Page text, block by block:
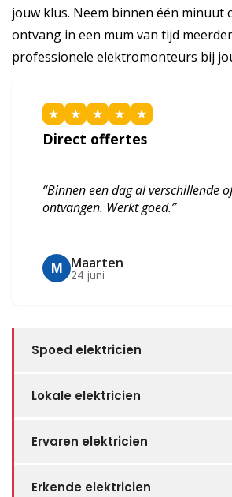
jouw klus. Neem binnen één minuut
ontvang in een mum van tijd
professionele elektromonteurs bij
★ ★ ★ ★ ★
Direct offertes
“Binnen een dag al verschillende
ontvangen. Werkt goed.”
M Maarten
24 juni
Spoed elektricien
Lokale elektricien
Ervaren elektricien
Erkende elektricien